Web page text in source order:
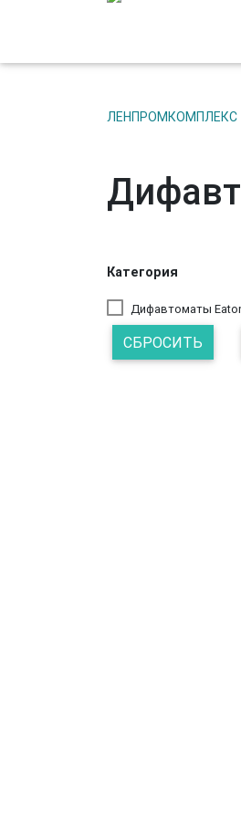
ЛЕНПРОМКОМПЛЕКС
Категория
Дифавтоматы
СБРОСИТЬ